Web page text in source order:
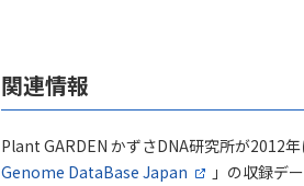
関連情報
Plant GARDEN かずさDNA研究所が2012
Genome DataBase Japan
」の収録デ